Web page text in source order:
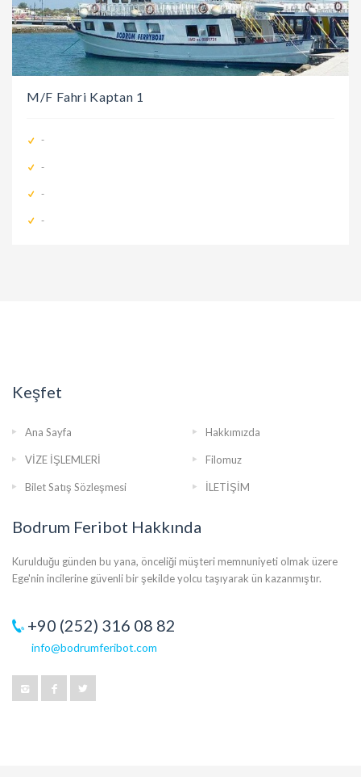
M/F Fahri Kaptan 1
-
-
-
-
Keşfet
Ana Sayfa Hakkımızda
VİZE İŞLEMLERİ Filomuz
Bilet Satış Sözleşmesi İLETİŞİM
Bodrum Feribot Hakkında
Kurulduğu günden bu yana, önceliği müşteri memnuniyeti olmak üzere
Ege'nin incilerine güvenli bir şekilde yolcu taşıyarak ün kazanmıştır.
+90 (252) 316 08 82
info@bodrumferibot.com